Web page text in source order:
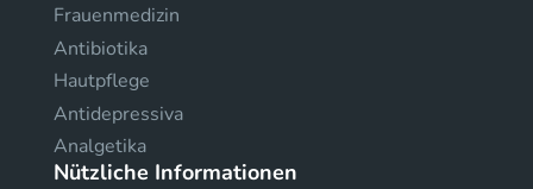
Frauenmedizin
Antibiotika
Hautpflege
Antidepressiva
Analgetika
Nützliche Informationen